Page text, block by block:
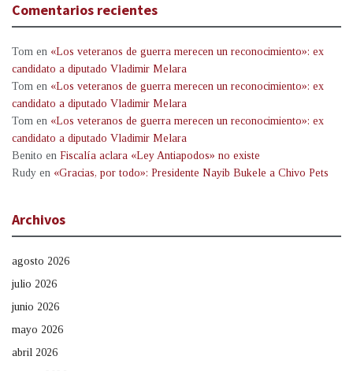
Comentarios recientes
Tom en «Los veteranos de guerra merecen un reconocimiento»: ex
candidato a diputado Vladimir Melara
Tom en «Los veteranos de guerra merecen un reconocimiento»: ex
candidato a diputado Vladimir Melara
Tom en «Los veteranos de guerra merecen un reconocimiento»: ex
candidato a diputado Vladimir Melara
Benito en Fiscalía aclara «Ley Antiapodos» no existe
Rudy en «Gracias, por todo»: Presidente Nayib Bukele a Chivo Pets
Archivos
agosto 2026
julio 2026
junio 2026
mayo 2026
abril 2026